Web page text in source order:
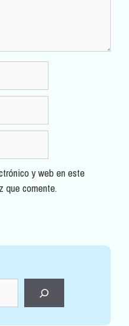
y web en este
que comente.